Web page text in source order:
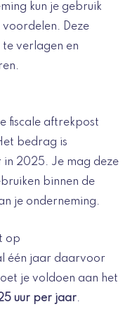
kun je gebruik
voordelen. Deze
te verlagen en
fiscale aftrekpost
bedrag is
2025. Je mag deze
binnen de
je onderneming.
op
één jaar daarvoor
je voldoen aan het
uur per jaar.